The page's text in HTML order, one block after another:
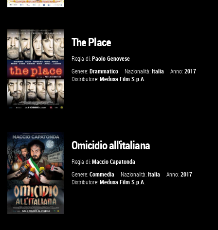
GUARDA IL TRAILER
VAI ALLA SCHEDA
GUARDA IL TRAILER
VAI ALLA SCHEDA
The Place
Regia di:Paolo Genovese
Genere:Drammatico Nazionalità:Italia Anno:2017
Distributore:Medusa Film S.p.A.
Omicidio all'italiana
Regia di:Maccio Capatonda
Genere:Commedia Nazionalità:Italia Anno:2017
Distributore:Medusa Film S.p.A.